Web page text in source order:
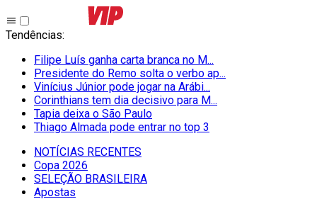
Tendências:
Filipe Luís ganha carta branca no M...
Presidente do Remo solta o verbo ap...
Vinícius Júnior pode jogar na Arábi...
Corinthians tem dia decisivo para M...
Tapia deixa o São Paulo
Thiago Almada pode entrar no top 3
NOTÍCIAS RECENTES
Copa 2026
SELEÇÃO BRASILEIRA
Apostas